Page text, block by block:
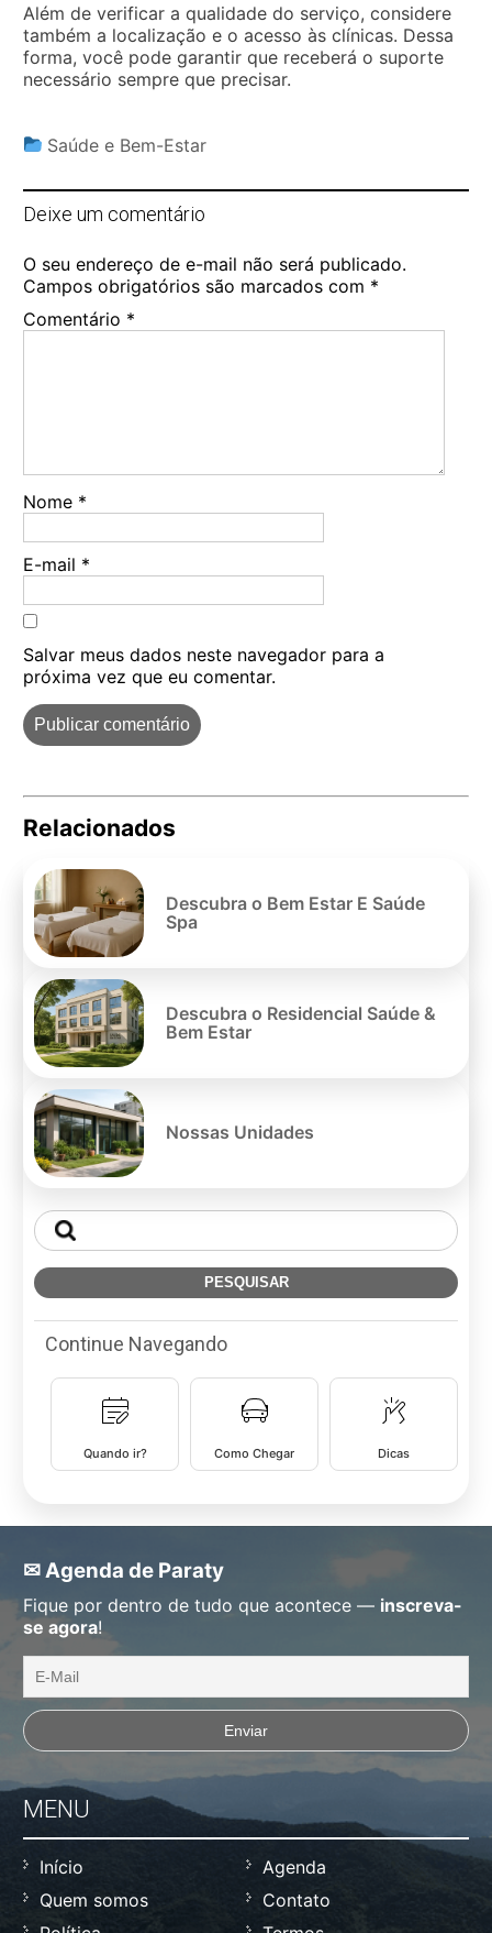
Além de verificar a qualidade do serviço, considere
também a localização e o acesso às clínicas. Dessa
forma, você pode garantir que receberá o suporte
necessário sempre que precisar.
Saúde e Bem-Estar
Deixe um comentário
O seu endereço de e-mail não será publicado.
Campos obrigatórios são marcados com *
Comentário *
Nome *
E-mail *
Salvar meus dados neste navegador para a
próxima vez que eu comentar.
Relacionados
Descubra o Bem Estar E Saúde
Spa
Descubra o Residencial Saúde &
Bem Estar
Nossas Unidades
Continue Navegando
Quando ir? Como Chegar Dicas
✉ Agenda de Paraty
Fique por dentro de tudo que acontece — inscreva-
se agora!
MENU
Início
Agenda
Quem somos
Contato